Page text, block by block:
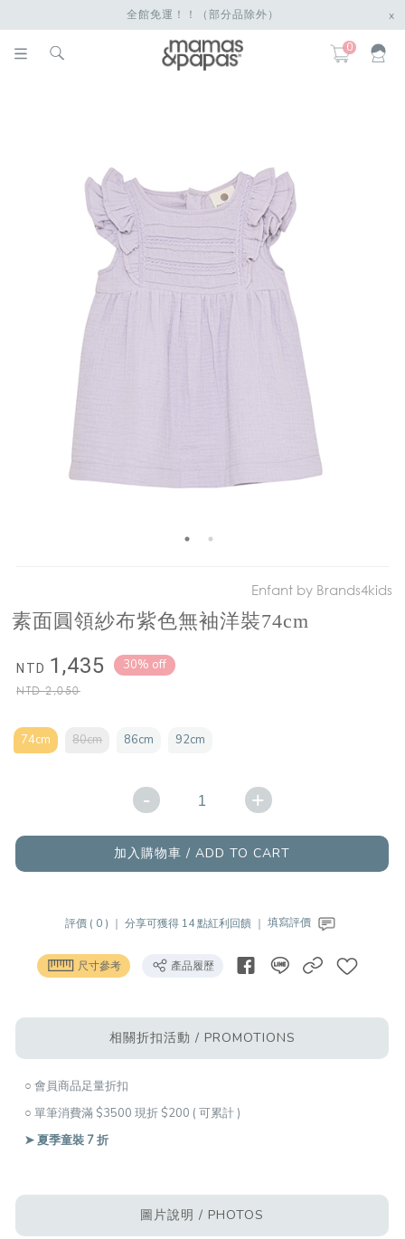
全館免運！！（部分品除外） x
0
Enfant by Brands4kids
素面圓領紗布紫色無袖洋裝74cm
NTD 1,435
NTD2,050
30% off
74cm 80cm 86cm 92cm
- +
加入購物車 / ADD TO CART
評價 ( 0 ) ｜分享可獲得 14 點紅利回饋 ｜填寫評價
尺寸參考 產品履歷
相關折扣活動 / PROMOTIONS
○ 會員商品足量折扣
○ 單筆消費滿 $3500 現折 $200 ( 可累計 )
➤ 夏季童裝 7 折
圖片說明 / PHOTOS